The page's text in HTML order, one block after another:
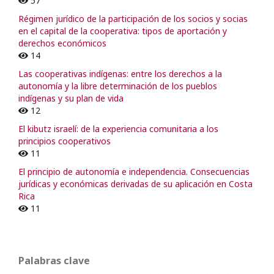
Régimen jurídico de la participación de los socios y socias
en el capital de la cooperativa: tipos de aportación y
derechos económicos
14
Las cooperativas indígenas: entre los derechos a la
autonomía y la libre determinación de los pueblos
indígenas y su plan de vida
12
El kibutz israelí: de la experiencia comunitaria a los
principios cooperativos
11
El principio de autonomía e independencia. Consecuencias
jurídicas y económicas derivadas de su aplicación en Costa
Rica
11
Palabras clave